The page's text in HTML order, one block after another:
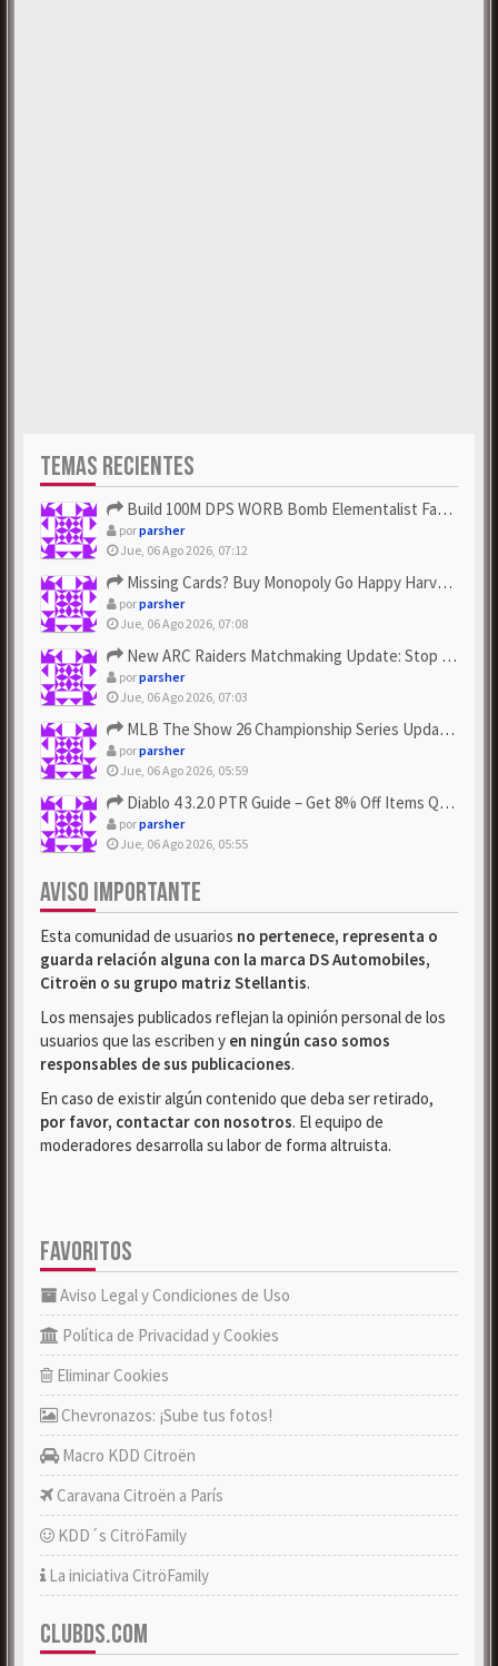
TEMAS RECIENTES
Build 100M DPS WORB Bomb Elementalist Fast - Grab POE Curren...
porparsher
Jue, 06 Ago 2026, 07:12
Missing Cards? Buy Monopoly Go Happy Harvest with Looney Tun...
porparsher
Jue, 06 Ago 2026, 07:08
New ARC Raiders Matchmaking Update: Stop Failed - Grab Bluep...
porparsher
Jue, 06 Ago 2026, 07:03
MLB The Show 26 Championship Series Update! Get Cheap & ...
porparsher
Jue, 06 Ago 2026, 05:59
Diablo 4 3.2.0 PTR Guide – Get 8% Off Items Quickly to Test ...
porparsher
Jue, 06 Ago 2026, 05:55
AVISO IMPORTANTE
Esta comunidad de usuarios no pertenece, representa o
guarda relación alguna con la marca DS Automobiles,
Citroën o su grupo matriz Stellantis.
Los mensajes publicados reflejan la opinión personal de los
usuarios que las escriben y en ningún caso somos
responsables de sus publicaciones.
En caso de existir algún contenido que deba ser retirado,
por favor, contactar con nosotros. El equipo de
moderadores desarrolla su labor de forma altruista.
FAVORITOS
Aviso Legal y Condiciones de Uso
Política de Privacidad y Cookies
Eliminar Cookies
Chevronazos: ¡Sube tus fotos!
Macro KDD Citroën
Caravana Citroën a París
KDD´s CitröFamily
La iniciativa CitröFamily
CLUBDS.COM